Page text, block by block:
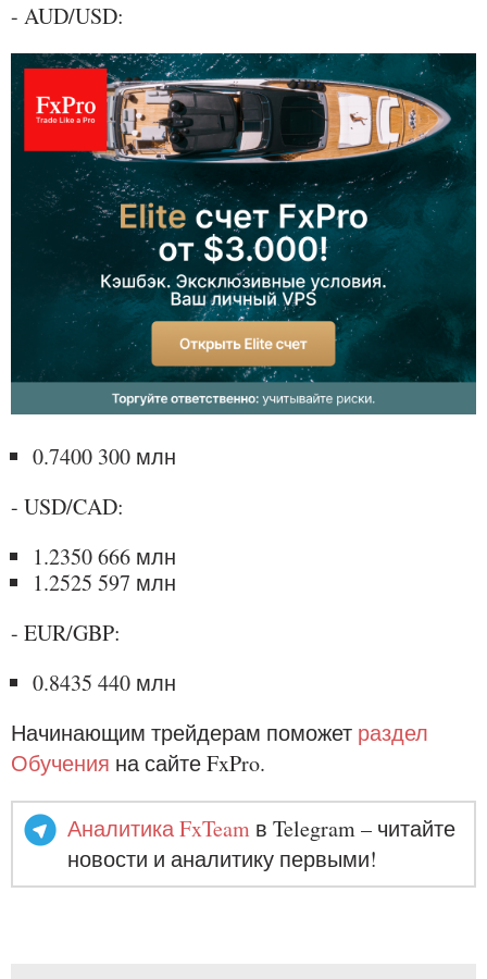
- AUD/USD:
0.7400 300 млн
- USD/CAD:
1.2350 666 млн
1.2525 597 млн
- EUR/GBP:
0.8435 440 млн
Начинающим трейдерам поможет раздел
Обучения на сайте FxPro.
Аналитика FxTeam в Telegram – читайте
новости и аналитику первыми!